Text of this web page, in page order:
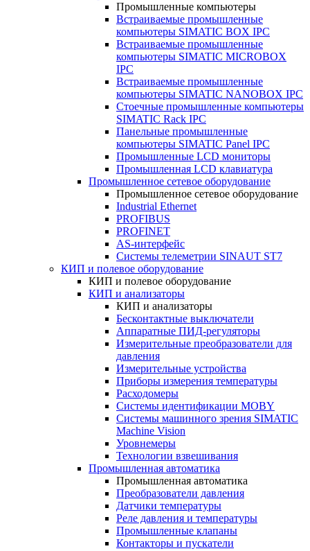
Промышленные компьютеры
Встраиваемые промышленные
компьютеры SIMATIC BOX IPC
Встраиваемые промышленные
компьютеры SIMATIC MICROBOX
IPC
Встраиваемые промышленные
компьютеры SIMATIC NANOBOX IPC
Стоечные промышленные компьютеры
SIMATIC Rack IPC
Панельные промышленные
компьютеры SIMATIC Panel IPC
Промышленные LCD мониторы
Промышленная LCD клавиатура
Промышленное сетевое оборудование
Промышленное сетевое оборудование
Industrial Ethernet
PROFIBUS
PROFINET
AS-интерфейс
Системы телеметрии SINAUT ST7
КИП и полевое оборудование
КИП и полевое оборудование
КИП и анализаторы
КИП и анализаторы
Бесконтактные выключатели
Аппаратные ПИД-регуляторы
Измерительные преобразователи для
давления
Измерительные устройства
Приборы измерения температуры
Расходомеры
Системы идентификации MOBY
Системы машинного зрения SIMATIC
Machine Vision
Уровнемеры
Технологии взвешивания
Промышленная автоматика
Промышленная автоматика
Преобразователи давления
Датчики температуры
Реле давления и температуры
Промышленные клапаны
Контакторы и пускатели